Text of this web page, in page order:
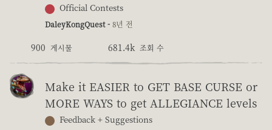
Official Contests
DaleyKongQuest - 8년 전
900 게시물 681.4k 조회 수
Make it EASIER to GET BASE CURSE or
MORE WAYS to get ALLEGIANCE levels
Feedback + Suggestions